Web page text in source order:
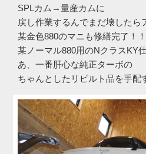
SPLカム→量産カムに
戻し作業するんでまだ壊したら
某金色880のマニも修繕完了！！
某ノーマル880用のNクラスKY
あ、一番肝心な純正ターボの
ちゃんとしたリビルト品を手配